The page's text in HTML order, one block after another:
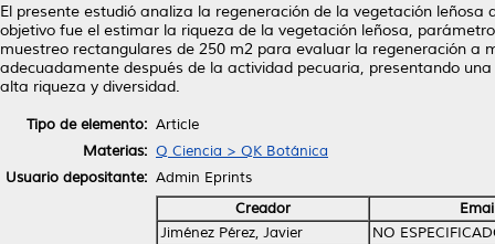
El presente estudió analiza la regeneración de la vegetación
objetivo fue el estimar la riqueza de la vegetación leñosa,
muestreo rectangulares de 250 m2 para evaluar la regeneración a
adecuadamente después de la actividad pecuaria, presentando
alta riqueza y diversidad.
Tipo de elemento: Article
Materias: Q Ciencia > QK Botánica
Usuario depositante: Admin Eprints
Creador
Jiménez Pérez, Javier
NO